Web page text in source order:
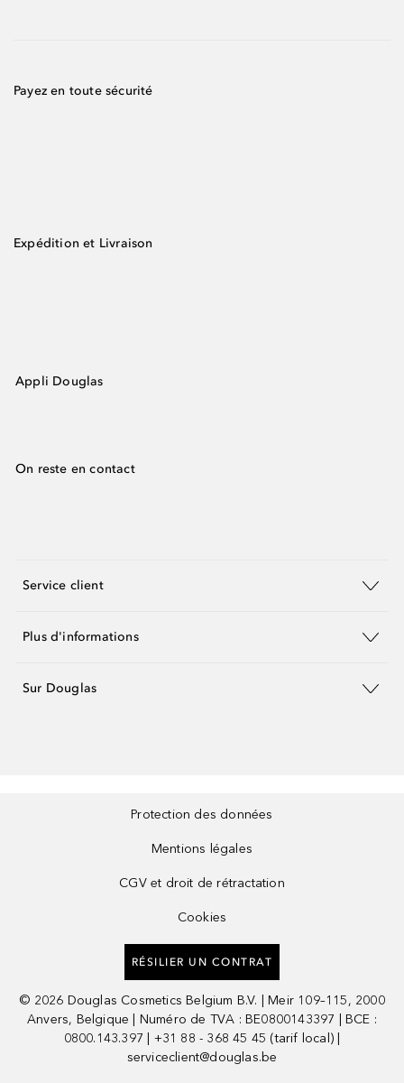
Payez en toute sécurité
Expédition et Livraison
Appli Douglas
On reste en contact
Service client
Plus d'informations
Sur Douglas
Protection des données
Mentions légales
CGV et droit de rétractation
Cookies
RÉSILIER UN CONTRAT
© 2026 Douglas Cosmetics Belgium B.V. | Meir 109–115, 2000
Anvers, Belgique | Numéro de TVA : BE0800143397 | BCE :
0800.143.397 | +31 88 - 368 45 45 (tarif local) |
serviceclient@douglas.be